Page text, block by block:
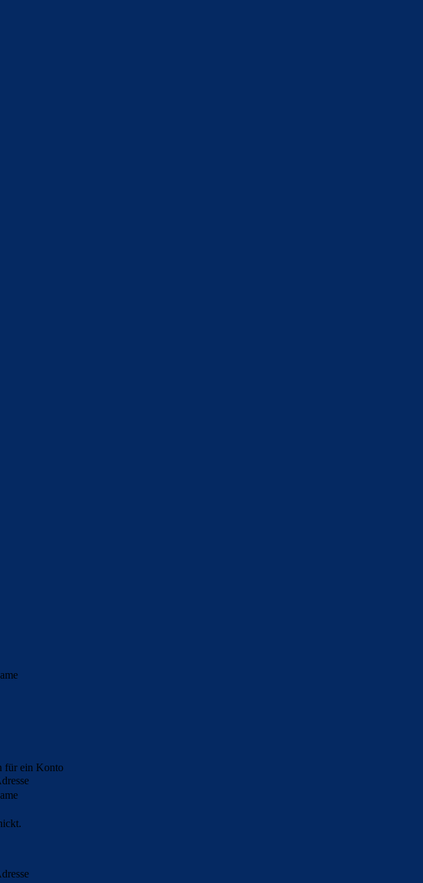
für ein Konto